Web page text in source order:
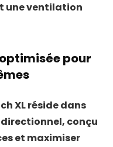
une ventilation
pour
XL réside dans
, conçu
et maximiser